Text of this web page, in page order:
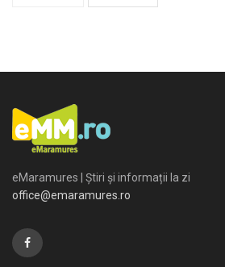
eMaramures | Știri și informații la zi
office@emaramures.ro